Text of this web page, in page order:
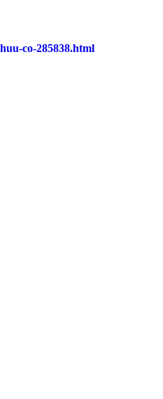
co-285838.html